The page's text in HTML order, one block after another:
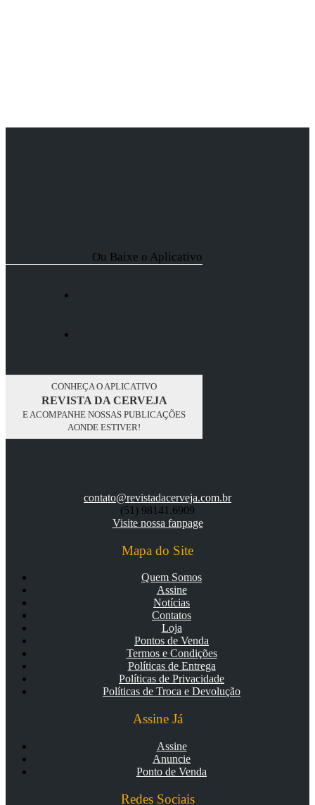
Ou Baixe o Aplicativo
CONHEÇA O APLICATIVO
REVISTA DA CERVEJA
E ACOMPANHE NOSSAS PUBLICAÇÕES
AONDE ESTIVER!
contato@revistadacerveja.com.br
(51) 98141.6909
Visite nossa fanpage
Mapa do Site
Quem Somos
Assine
Notícias
Contatos
Loja
Pontos de Venda
Termos e Condições
Políticas de Entrega
Políticas de Privacidade
Políticas de Troca e Devolução
Assine Já
Assine
Anuncie
Ponto de Venda
Redes Sociais